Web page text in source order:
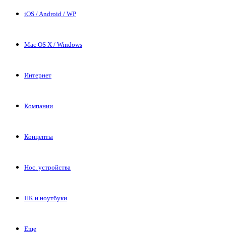
iOS / Android / WP
Mac OS X / Windows
Интернет
Компании
Концепты
Нос. устройства
ПК и ноутбуки
Еще